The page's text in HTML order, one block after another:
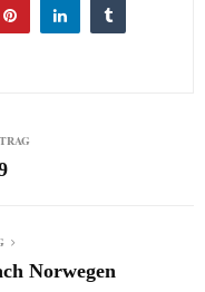
Norwegen